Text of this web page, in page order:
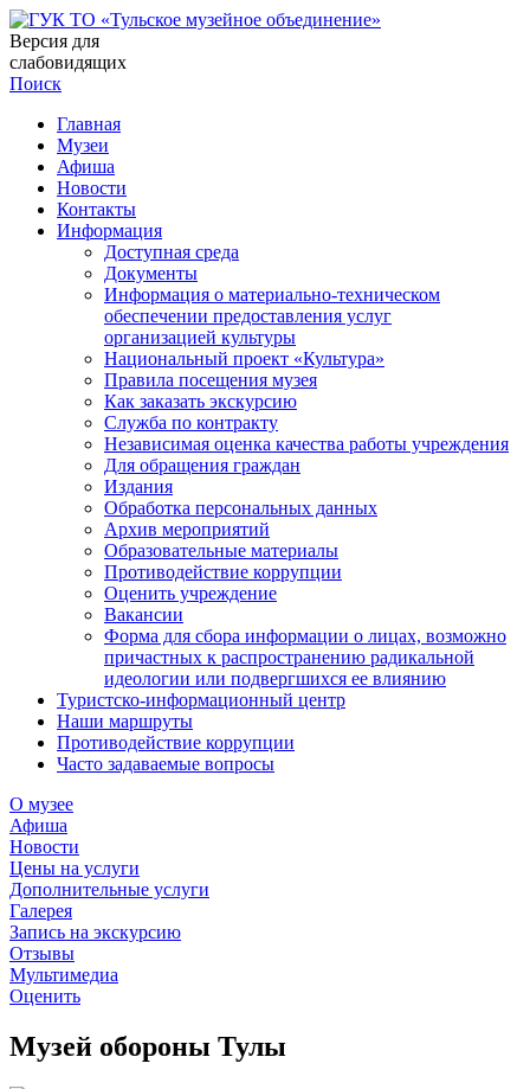
Версия для
слабовидящих
Поиск
Главная
Музеи
Афиша
Новости
Контакты
Информация
Доступная среда
Документы
Информация о материально-техническом
обеспечении предоставления услуг
организацией культуры
Национальный проект «Культура»
Правила посещения музея
Как заказать экскурсию
Служба по контракту
Независимая оценка качества работы учреждения
Для обращения граждан
Издания
Обработка персональных данных
Архив мероприятий
Образовательные материалы
Противодействие коррупции
Оценить учреждение
Вакансии
Форма для сбора информации о лицах, возможно
причастных к распространению радикальной
идеологии или подвергшихся ее влиянию
Туристско-информационный центр
Наши маршруты
Противодействие коррупции
Часто задаваемые вопросы
О музее
Афиша
Новости
Цены на услуги
Дополнительные услуги
Галерея
Запись на экскурсию
Отзывы
Мультимедиа
Оценить
Музей обороны Тулы